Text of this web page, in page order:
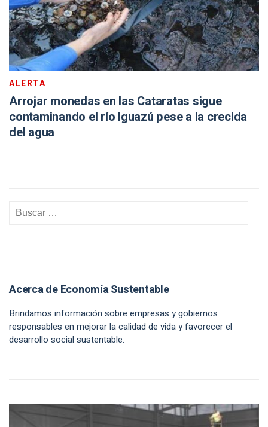
ALERTA
Arrojar monedas en las Cataratas sigue
contaminando el río Iguazú pese a la crecida
del agua
Acerca de Economía Sustentable
Brindamos información sobre empresas y gobiernos
responsables en mejorar la calidad de vida y favorecer el
desarrollo social sustentable.